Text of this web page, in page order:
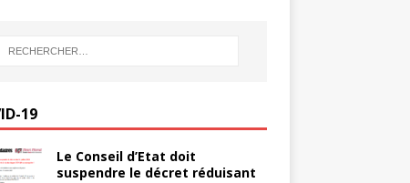
19
Le Conseil d’Etat doit
suspendre le décret réduisant